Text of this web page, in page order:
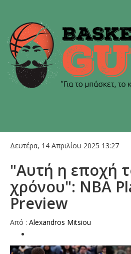
Δευτέρα, 14 Απριλίου 2025 13:27
"Αυτή η εποχή
χρόνου": NBA
Preview
Aπό : Alexandros Mitsiou